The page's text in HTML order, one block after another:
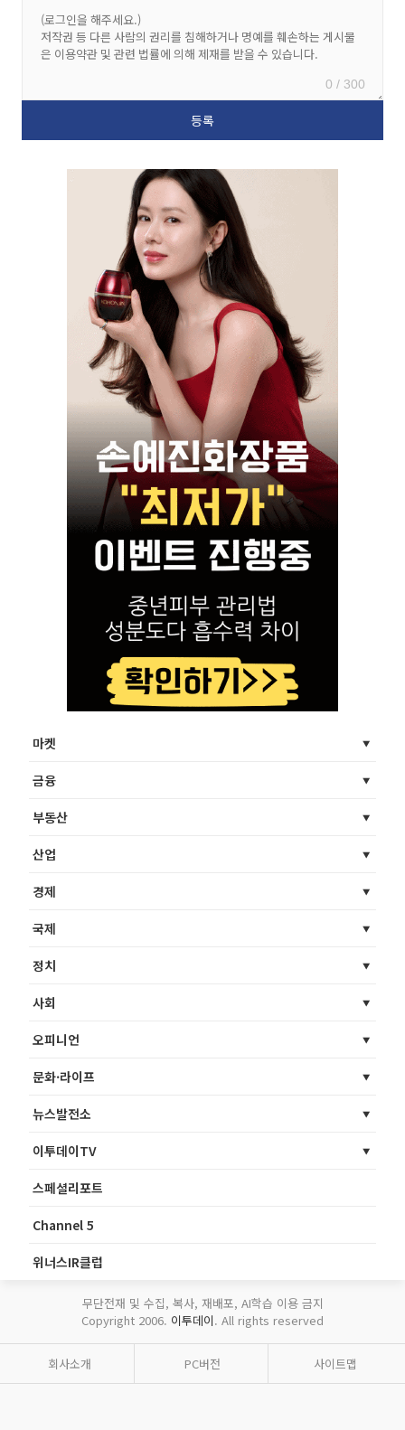
0 / 300
마켓
금융
부동산
산업
경제
국제
정치
사회
오피니언
문화·라이프
뉴스발전소
이투데이TV
스페셜리포트
Channel 5
위너스IR클럽
무단전재 및 수집, 복사, 재배포, AI학습 이용 금지
Copyright 2006. 이투데이. All rights reserved
회사소개 PC버전 사이트맵